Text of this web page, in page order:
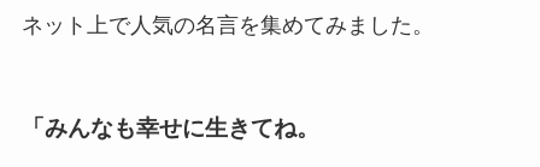
ネット上で人気の名言を集めてみました。
「みんなも幸せに生きてね。